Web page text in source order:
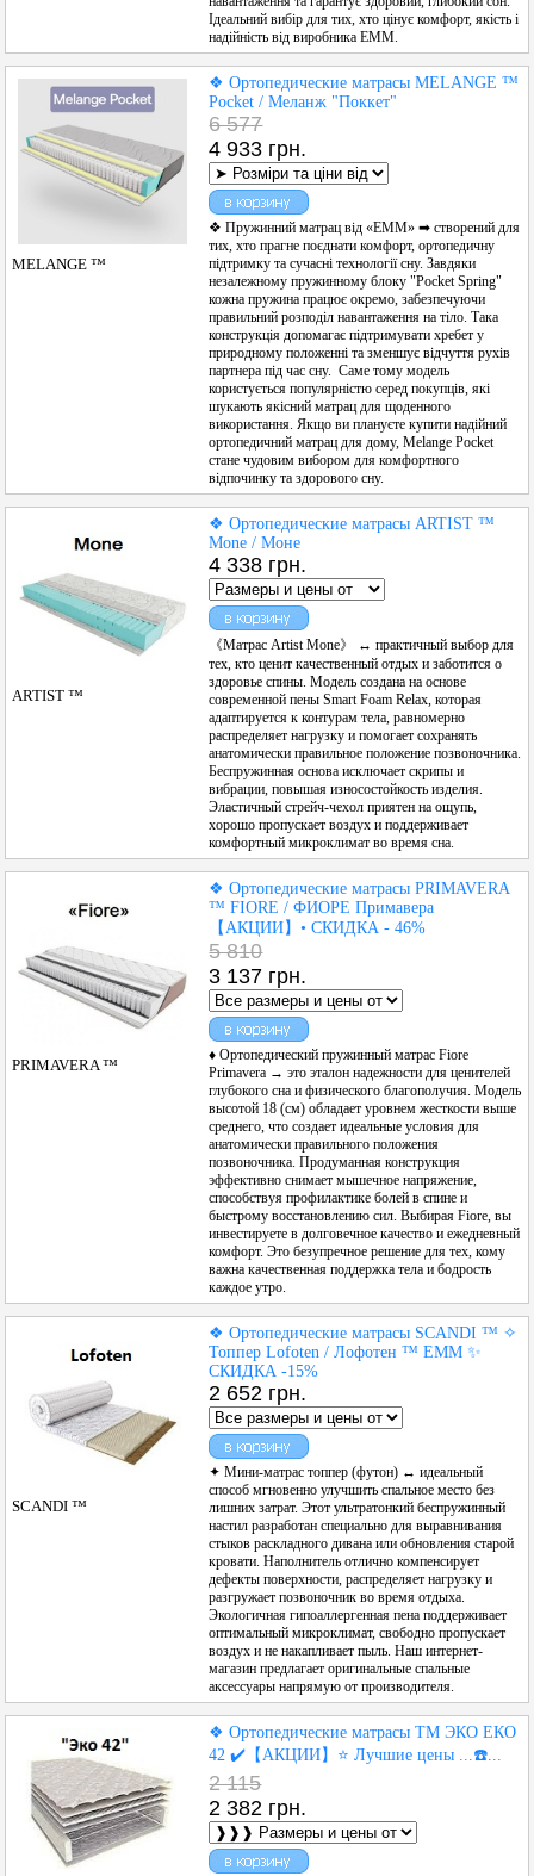
Ідеальний вибір для тих, хто цінує комфорт, якість і
надійність від виробника ЕММ.
MELANGE ™
❖ Ортопедические матрасы MELANGE ™
Pocket / Меланж "Поккет"
6 577
4 933 грн.
❖ Пружинний матрац від «ЕММ» ➡ створений для
тих, хто прагне поєднати комфорт, ортопедичну
підтримку та сучасні технології сну. Завдяки
незалежному пружинному блоку "Pocket Spring"
кожна пружина працює окремо, забезпечуючи
правильний розподіл навантаження на тіло. Така
конструкція допомагає підтримувати хребет у
природному положенні та зменшує відчуття рухів
партнера під час сну. Саме тому модель
користується популярністю серед покупців, які
шукають якісний матрац для щоденного
використання. Якщо ви плануєте купити надійний
ортопедичний матрац для дому, Melange Pocket
стане чудовим вибором для комфортного
відпочинку та здорового сну.
ARTIST ™
❖ Ортопедические матрасы ARTIST ™
Mone / Моне
4 338 грн.
《Матрас Artist Mone》 ↔ практичный выбор для
тех, кто ценит качественный отдых и заботится о
здоровье спины. Модель создана на основе
современной пены Smart Foam Relax, которая
адаптируется к контурам тела, равномерно
распределяет нагрузку и помогает сохранять
анатомически правильное положение позвоночника.
Беспружинная основа исключает скрипы и
вибрации, повышая износостойкость изделия.
Эластичный стрейч-чехол приятен на ощупь,
хорошо пропускает воздух и поддерживает
комфортный микроклимат во время сна.
PRIMAVERA ™
❖ Ортопедические матрасы PRIMAVERA
™ FIORE / ФИОРЕ Примавера
【АКЦИИ】• СКИДКА - 46%
5 810
3 137 грн.
♦ Ортопедический пружинный матрас Fiore
Primavera → это эталон надежности для ценителей
глубокого сна и физического благополучия. Модель
высотой 18 (см) обладает уровнем жесткости выше
среднего, что создает идеальные условия для
анатомически правильного положения
позвоночника. Продуманная конструкция
эффективно снимает мышечное напряжение,
способствуя профилактике болей в спине и
быстрому восстановлению сил. Выбирая Fiore, вы
инвестируете в долговечное качество и ежедневный
комфорт. Это безупречное решение для тех, кому
важна качественная поддержка тела и бодрость
каждое утро.
SCANDI ™
❖ Ортопедические матрасы SCANDI ™ ✧
Топпер Lofoten / Лофотен ™ ЕММ ✨
СКИДКА -15%
2 652 грн.
✦ Мини-матрас топпер (футон) ↔ идеальный
способ мгновенно улучшить спальное место без
лишних затрат. Этот ультратонкий беспружинный
настил разработан специально для выравнивания
стыков раскладного дивана или обновления старой
кровати. Наполнитель отлично компенсирует
дефекты поверхности, распределяет нагрузку и
разгружает позвоночник во время отдыха.
Экологичная гипоаллергенная пена поддерживает
оптимальный микроклимат, свободно пропускает
воздух и не накапливает пыль. Наш интернет-
магазин предлагает оригинальные спальные
аксессуары напрямую от производителя.
❖ Ортопедические матрасы ТМ ЭКО ЕКО
42 ✔️【АКЦИИ】⭐️ Лучшие цены ...☎️...
2 115
2 382 грн.